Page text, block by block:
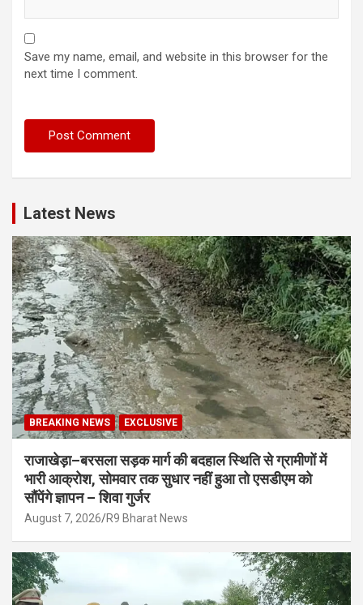
Save my name, email, and website in this browser for the
next time I comment.
Latest News
BREAKING NEWS EXCLUSIVE
राजाखेड़ा–बरसला सड़क मार्ग की बदहाल स्थिति से ग्रामीणों में
भारी आक्रोश, सोमवार तक सुधार नहीं हुआ तो एसडीएम को
सौंपेंगे ज्ञापन – शिवा गुर्जर
August 7, 2026 R9 Bharat News